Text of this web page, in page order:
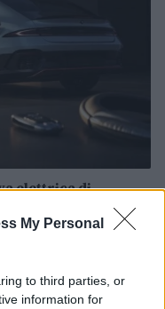
My Personal
to third parties, or
information for
elettrica di